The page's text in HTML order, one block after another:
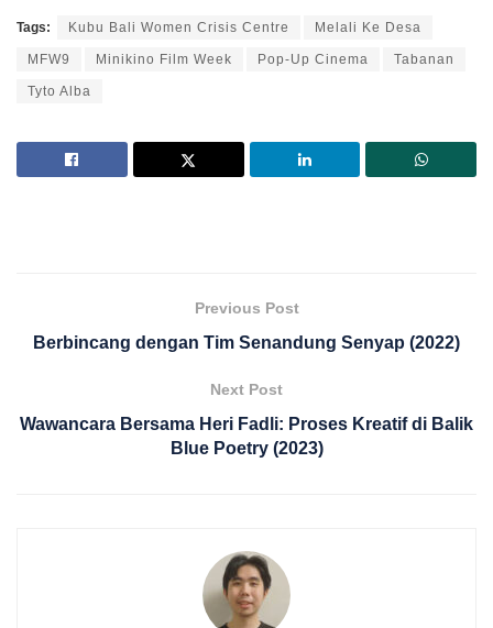
Tags: Kubu Bali Women Crisis Centre Melali Ke Desa
MFW9 Minikino Film Week Pop-Up Cinema Tabanan
Tyto Alba
Previous Post
Berbincang dengan Tim Senandung Senyap (2022)
Next Post
Wawancara Bersama Heri Fadli: Proses Kreatif di Balik
Blue Poetry (2023)